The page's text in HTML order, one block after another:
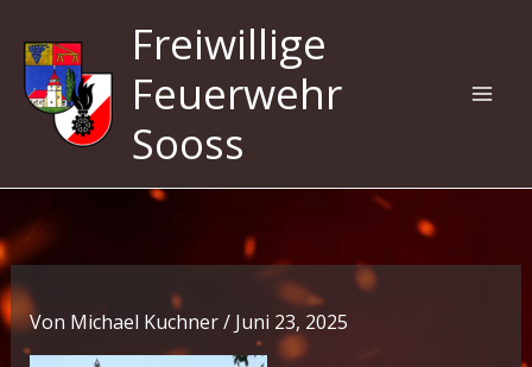
Inhalt
springen
Freiwillige
Feuerwehr
Sooss
Von Michael Kuchner/ Juni 23, 2025